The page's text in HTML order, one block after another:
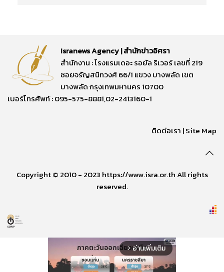
Isranews Agency | สำนักข่าวอิศรา
สำนักงาน : โรงแรมเดอะ รอยัล ริเวอร์ เลขที่ 219
ซอยจรัญสนิทวงศ์ 66/1 แขวง บางพลัด เขต
บางพลัด กรุงเทพมหานคร 10700
เบอร์โทรศัพท์ : 095-575-8881,02-2413160-1
ติดต่อเรา |Site Map
Copyright © 2010 - 2023 https://www.isra.or.th All rights
reserved.
arrow_forward_ios อ่านเพิ่มเติม